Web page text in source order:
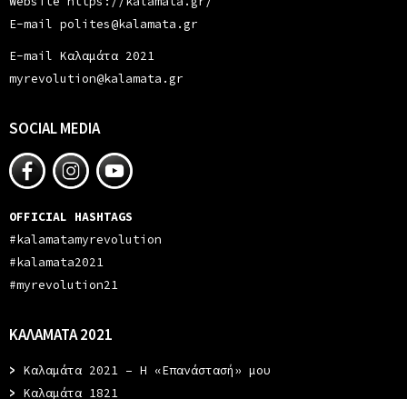
E-mail polites@kalamata.gr
E-mail Καλαμάτα 2021
myrevolution@kalamata.gr
SOCIAL MEDIA
OFFICIAL HASHTAGS
#kalamatamyrevolution
#kalamata2021
#myrevolution21
ΚΑΛΑΜΑΤΑ 2021
> Καλαμάτα 2021 – Η «Επανάστασή» μου
> Καλαμάτα 1821